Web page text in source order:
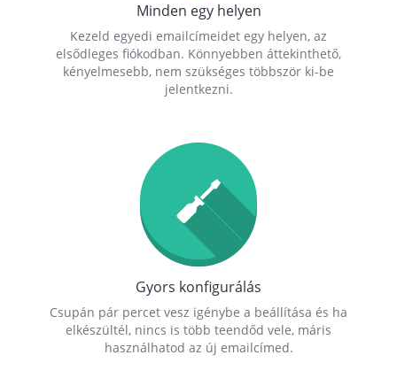
Minden egy helyen
Kezeld egyedi emailcímeidet egy helyen, az
elsődleges fiókodban. Könnyebben áttekinthető,
kényelmesebb, nem szükséges többször ki-be
jelentkezni.
Gyors konfigurálás
Csupán pár percet vesz igénybe a beállítása és ha
elkészültél, nincs is több teendőd vele, máris
használhatod az új emailcímed.